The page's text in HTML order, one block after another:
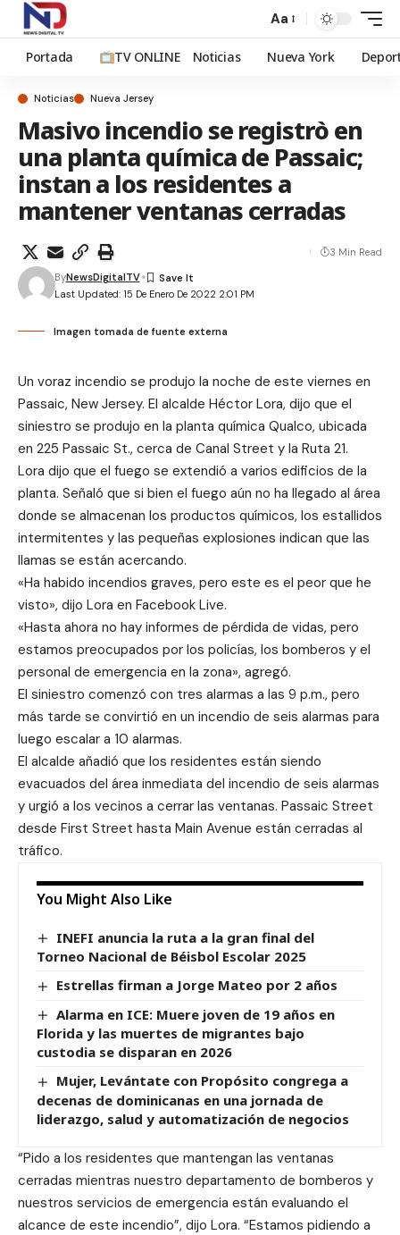
Aa
Portada TV ONLINE Noticias Nueva York
Noticias Nueva Jersey
Masivo incendio se registrò en
una planta química de Passaic;
instan a los residentes a
mantener ventanas cerradas
Last Updated: 15 De Enero De 2022 2:01 PM
ByNewsDigitalTV
3 Min Read
Imagen tomada de fuente externa
Un voraz incendio se produjo la noche de este viernes en
Passaic, New Jersey. El alcalde Héctor Lora, dijo que el
siniestro se produjo en la planta química Qualco, ubicada
en 225 Passaic St., cerca de Canal Street y la Ruta 21.
Lora dijo que el fuego se extendió a varios edificios de la
planta. Señaló que si bien el fuego aún no ha llegado al área
donde se almacenan los productos químicos, los estallidos
intermitentes y las pequeñas explosiones indican que las
llamas se están acercando.
«Ha habido incendios graves, pero este es el peor que he
visto», dijo Lora en Facebook Live.
«Hasta ahora no hay informes de pérdida de vidas, pero
estamos preocupados por los policías, los bomberos y el
personal de emergencia en la zona», agregó.
El siniestro comenzó con tres alarmas a las 9 p.m., pero
más tarde se convirtió en un incendio de seis alarmas para
luego escalar a 10 alarmas.
El alcalde añadió que los residentes están siendo
evacuados del área inmediata del incendio de seis alarmas
y urgió a los vecinos a cerrar las ventanas. Passaic Street
desde First Street hasta Main Avenue están cerradas al
tráfico.
You Might Also Like
INEFI anuncia la ruta a la gran final del
Torneo Nacional de Béisbol Escolar 2025
Estrellas firman a Jorge Mateo por 2 años
Alarma en ICE: Muere joven de 19 años en
Florida y las muertes de migrantes bajo
custodia se disparan en 2026
Mujer, Levántate con Propósito congrega a
decenas de dominicanas en una jornada de
liderazgo, salud y automatización de negocios
“Pido a los residentes que mantengan las ventanas
cerradas mientras nuestro departamento de bomberos y
nuestros servicios de emergencia están evaluando el
alcance de este incendio”, dijo Lora. “Estamos pidiendo a